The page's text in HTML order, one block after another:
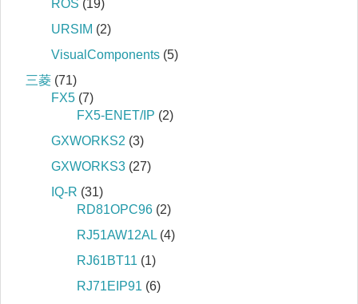
ROS (19)
URSIM (2)
VisualComponents (5)
三菱 (71)
FX5 (7)
FX5-ENET/IP (2)
GXWORKS2 (3)
GXWORKS3 (27)
IQ‐R (31)
RD81OPC96 (2)
RJ51AW12AL (4)
RJ61BT11 (1)
RJ71EIP91 (6)